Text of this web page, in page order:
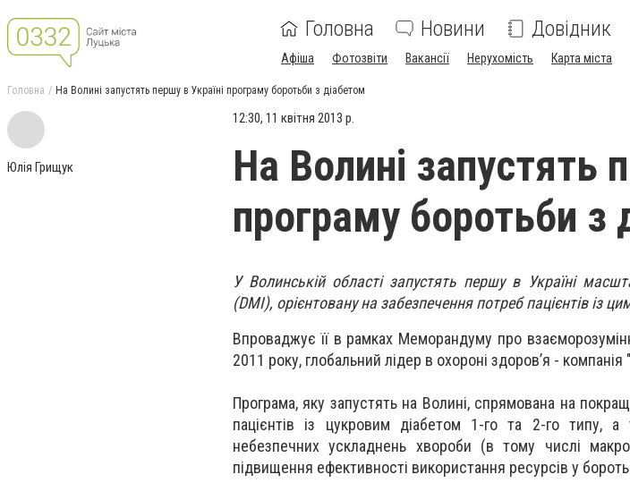
Головна Новини Довідник
Афіша Фотозвіти Вакансії Нерухомість Карта міста
Головна На Волині запустять першу в Україні програму боротьби з діабетом
Юлія Грищук
12:30, 11 квітня 2013 р.
На Волині запустять
програму боротьби з
У Волинській області запустять першу в Україні
(DMI), орієнтовану на забезпечення потреб пацієнтів із
Впроваджує її в рамках Меморандуму про
2011 року, глобальний лідер в охороні здоров’я -
Програма, яку запустять на Волині, спрямована на
пацієнтів із цукровим діабетом 1-го та 2-го типу,
небезпечних ускладнень хвороби (в тому числі
підвищення ефективності використання ресурсів у